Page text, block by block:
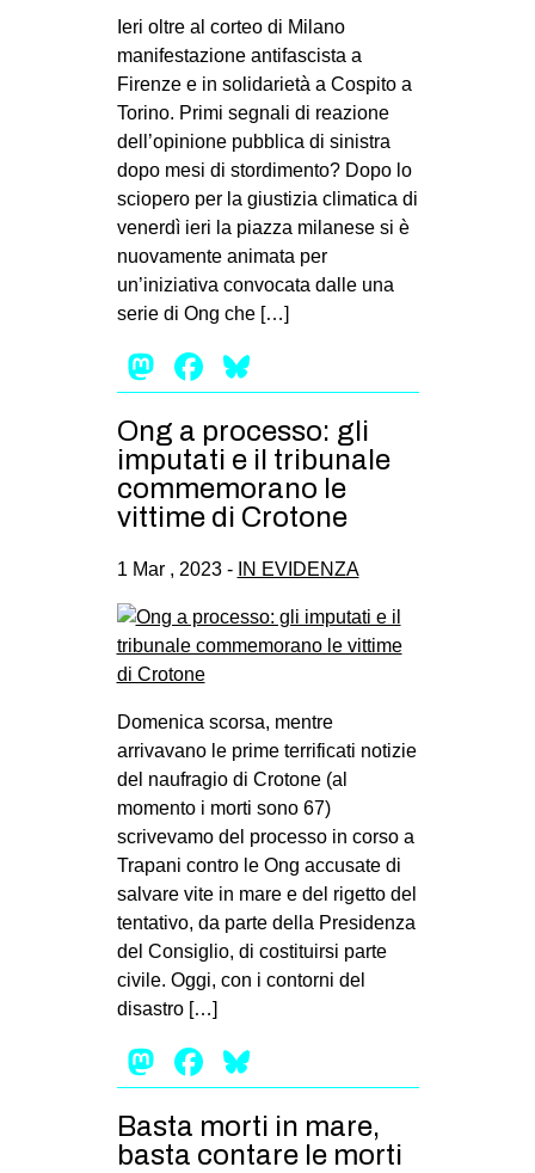
Ieri oltre al corteo di Milano
manifestazione antifascista a
Firenze e in solidarietà a Cospito a
Torino. Primi segnali di reazione
dell’opinione pubblica di sinistra
dopo mesi di stordimento? Dopo lo
sciopero per la giustizia climatica di
venerdì ieri la piazza milanese si è
nuovamente animata per
un’iniziativa convocata dalle una
serie di Ong che […]
Mastodon
Facebook
Ong a processo: gli
imputati e il tribunale
commemorano le
vittime di Crotone
1 Mar , 2023 - IN EVIDENZA
Domenica scorsa, mentre
arrivavano le prime terrificati notizie
del naufragio di Crotone (al
momento i morti sono 67)
scrivevamo del processo in corso a
Trapani contro le Ong accusate di
salvare vite in mare e del rigetto del
tentativo, da parte della Presidenza
del Consiglio, di costituirsi parte
civile. Oggi, con i contorni del
disastro […]
Mastodon
Facebook
Basta morti in mare,
basta contare le morti